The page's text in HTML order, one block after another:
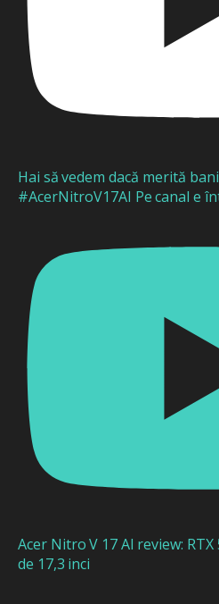
Hai să vedem dacă merită
#AcerNitroV17AI Pe canal e
Acer Nitro V 17 AI review:
de 17,3 inci